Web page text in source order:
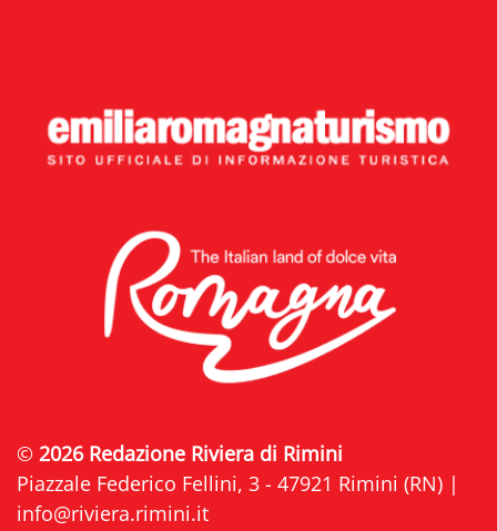
© 2026 Redazione Riviera di Rimini
Piazzale Federico Fellini, 3 - 47921 Rimini (RN) |
info@riviera.rimini.it